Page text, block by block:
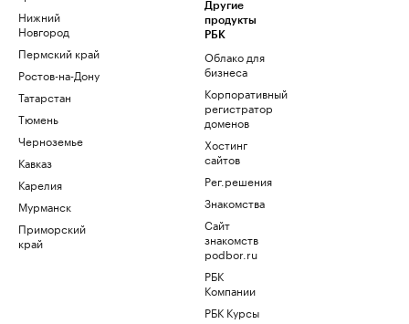
Нижний
Новгород
Пермский край
Ростов-на-Дону
Татарстан
Тюмень
Черноземье
Кавказ
Карелия
Мурманск
Приморский
край
Другие
продукты
РБК
Облако для
бизнеса
Корпоративный
регистратор
доменов
Хостинг
сайтов
Рег.решения
Знакомства
Сайт
знакомств
podbor.ru
РБК
Компании
РБК Курсы